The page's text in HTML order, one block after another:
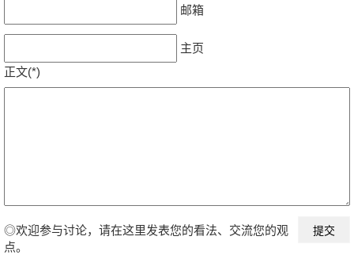
邮箱
主页
正文(*)
◎欢迎参与讨论，请在这里发表您的看法、交流您的观
点。